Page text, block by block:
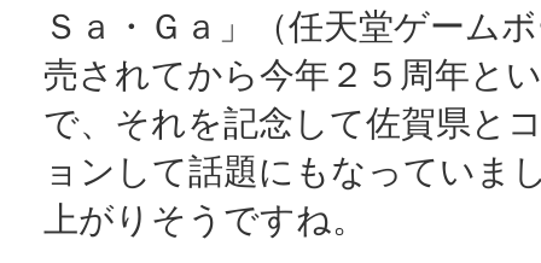
Ｓａ・Ｇａ」（任天堂ゲーム
売されてから今年２５周年と
で、それを記念して佐賀県と
ョンして話題にもなっていま
上がりそうですね。